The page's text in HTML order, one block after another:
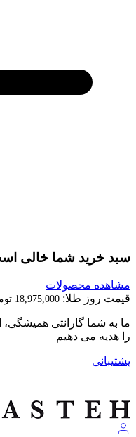
خرید شما خالی است
محصولات
روز طلا:18,975,000 تومان
هدیه می دهیم